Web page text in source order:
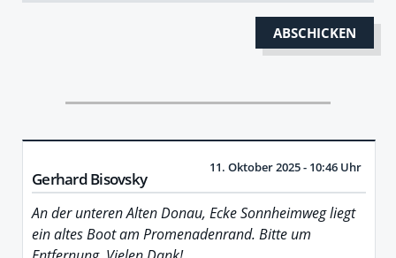
Gerhard Bisovsky
11. Oktober 2025 - 10:46 Uhr
An der unteren Alten Donau, Ecke Sonnheimweg liegt
ein altes Boot am Promenadenrand. Bitte um